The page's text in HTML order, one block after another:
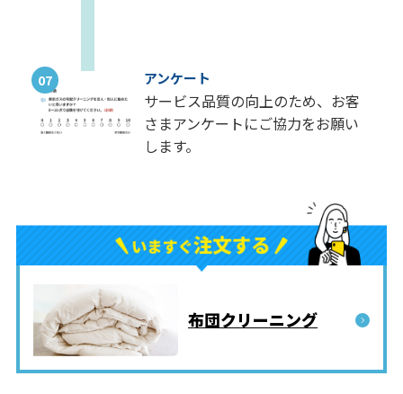
07 アンケート
サービス品質の向上のため、お客
さまアンケートにご協力をお願い
します。
布団クリーニング